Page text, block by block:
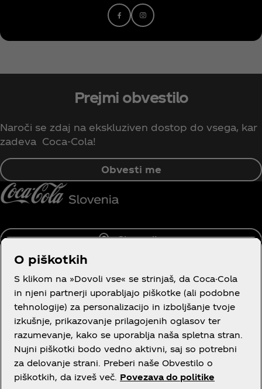
Prejmi obvestilo
Naroči se zdaj na ekskluziven dostop do vsega, kar
zadeva Coca‑Cola!
Obvesti me
Slovenija
Več o nas
Neobvezna pravna vsebina
O piškotkih
S klikom na »Dovoli vse« se strinjaš, da Coca-Cola
in njeni partnerji uporabljajo piškotke (ali podobne
tehnologije) za personalizacijo in izboljšanje tvoje
izkušnje, prikazovanje prilagojenih oglasov ter
razumevanje, kako se uporablja naša spletna stran.
Nujni piškotki bodo vedno aktivni, saj so potrebni
za delovanje strani. Preberi naše Obvestilo o
piškotkih, da izveš več. Povezava do politike